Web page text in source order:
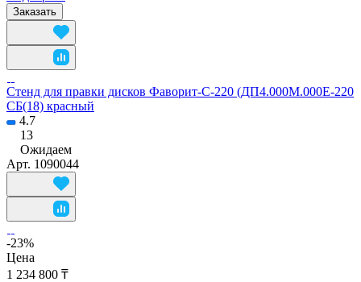
Заказать
Стенд для правки дисков Фаворит-С-220 (ДП4.000М.000Е-220
СБ(18) красный
4.7
13
Ожидаем
Арт. 1090044
-23%
Цена
1 234 800 ₸